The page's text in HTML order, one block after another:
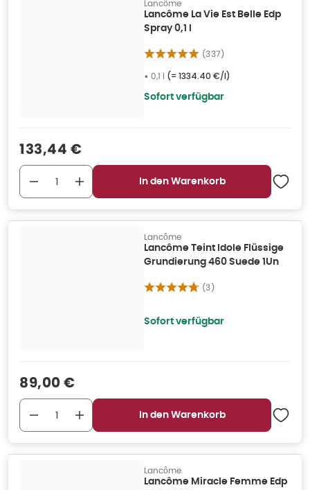
Lancôme
Lancôme La Vie Est Belle Edp
Spray 0,1 l
(337)
• 0,1 l (= 1334.40 €/l)
Sofort verfügbar
Verkaufspreis
133,44 €
In den Warenkorb
Lancôme
Lancôme Teint Idole Flüssige
Grundierung 460 Suede 1Un
(3)
Sofort verfügbar
Verkaufspreis
89,00 €
In den Warenkorb
Lancôme
Lancôme Miracle Femme Edp